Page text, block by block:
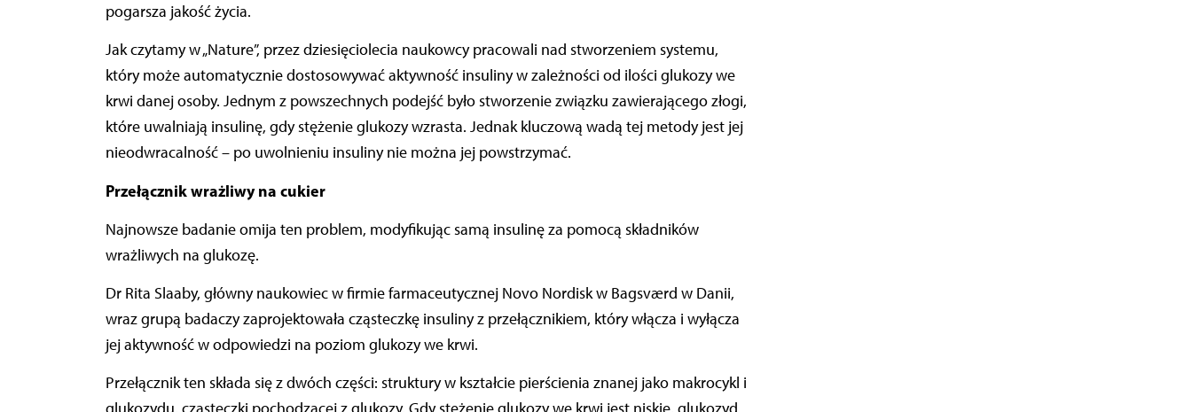
pogarsza jakość życia.
Jak czytamy w „Nature”, przez dziesięciolecia naukowcy pracowali nad stworzeniem systemu,
który może automatycznie dostosowywać aktywność insuliny w zależności od ilości glukozy we
krwi danej osoby. Jednym z powszechnych podejść było stworzenie związku zawierającego złogi,
które uwalniają insulinę, gdy stężenie glukozy wzrasta. Jednak kluczową wadą tej metody jest jej
nieodwracalność – po uwolnieniu insuliny nie można jej powstrzymać.
Przełącznik wrażliwy na cukier
Najnowsze badanie omija ten problem, modyfikując samą insulinę za pomocą składników
wrażliwych na glukozę.
Dr Rita Slaaby, główny naukowiec w firmie farmaceutycznej Novo Nordisk w Bagsværd w Danii,
wraz grupą badaczy zaprojektowała cząsteczkę insuliny z przełącznikiem, który włącza i wyłącza
jej aktywność w odpowiedzi na poziom glukozy we krwi.
Przełącznik ten składa się z dwóch części: struktury w kształcie pierścienia znanej jako makrocykl i